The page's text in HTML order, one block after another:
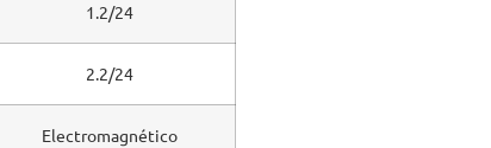
1.2/24
2.2/24
Electromagnético